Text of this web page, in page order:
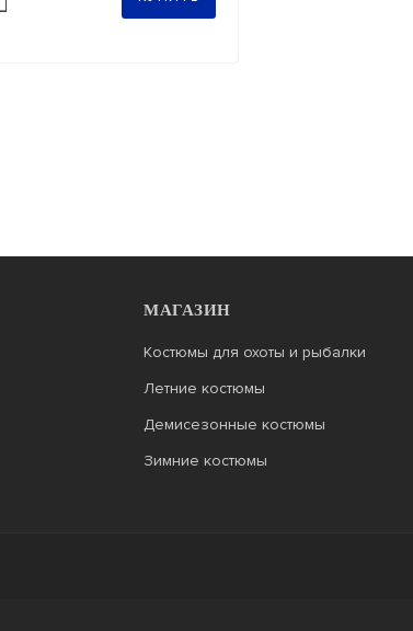
МАГАЗИН
Костюмы для охоты и рыбалки
Летние костюмы
Демисезонные костюмы
Зимние костюмы